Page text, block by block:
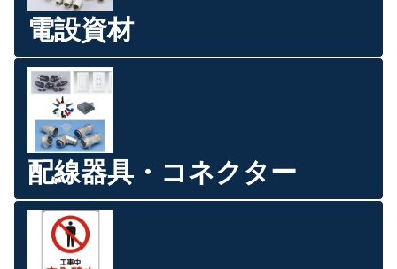
電設資材
配線器具・コネクター